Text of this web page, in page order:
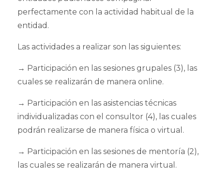
perfectamente con la actividad habitual de la
entidad.
Las actividades a realizar son las siguientes:
→ Participación en las sesiones grupales (3), las
cuales se realizarán de manera online.
→ Participación en las asistencias técnicas
individualizadas con el consultor (4), las cuales
podrán realizarse de manera física o virtual.
→ Participación en las sesiones de mentoría (2),
las cuales se realizarán de manera virtual.